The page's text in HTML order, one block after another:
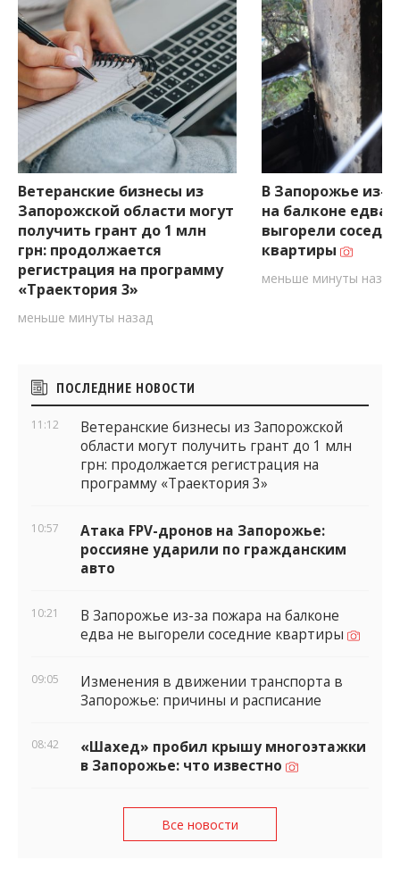
Ветеранские бизнесы из
Запорожской области могут
получить грант до 1 млн
грн: продолжается
регистрация на программу
«Траектория 3»
меньше минуты назад
В Запорожье из-
на балконе едва
выгорели
квартиры
меньше минуты назад
Боковые
виджеты
ПОСЛЕДНИЕ НОВОСТИ
11:12
Ветеранские бизнесы из Запорожской
области могут получить грант до 1 млн
грн: продолжается регистрация на
программу «Траектория 3»
10:57
Атака FPV-дронов на Запорожье:
россияне ударили по гражданским
авто
10:21
В Запорожье из-за пожара на балконе
едва не выгорели соседние квартиры
09:05
Изменения в движении транспорта в
Запорожье: причины и расписание
08:42
«Шахед» пробил крышу многоэтажки
в Запорожье: что известно
Все новости